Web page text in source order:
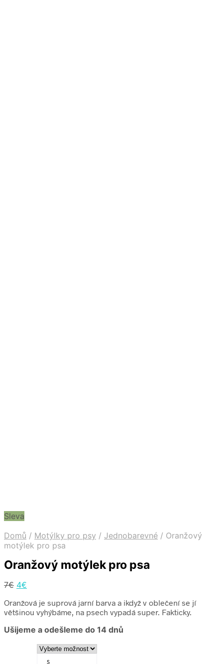
Sleva
Domů / Motýlky pro psy / Jednobarevné / Oranžový
motýlek pro psa
Oranžový motýlek pro psa
7€ Původní
byla:
7€
4€
je:
4€
Oranžová je suprová jarní barva a ikdyž v oblečení se jí
většinou vyhýbáme, na psech vypadá super. Fakticky.
Ušijeme a odešleme do 14 dnů
S